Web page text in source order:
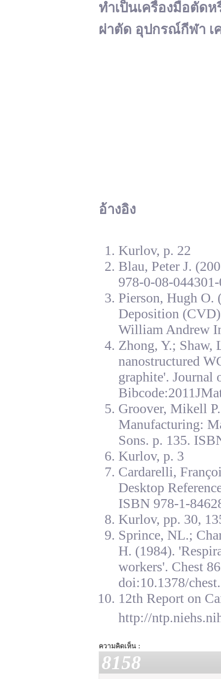
ทำเป็นเครื่องมือตัดห
ผ่าตัด อุปกรณ์กีฬา เ
อ้างอิง
Kurlov, p. 22
Blau, Peter J.
978-0-08-
Pierson, Hugh O.
Deposition
William Andrew
Zhong, Y.; Shaw,
nanostructured
graphite'. Journal
Groover, Mikell
Manufacturing:
Sons. p. 135.
Kurlov, p. 3
Cardarelli,
Desktop
ISBN 978-1-
Kurlov, pp. 30,
Sprince, NL.;
H. (1984).
workers'. Chest
doi:10.1378/
12th Report on
http://
ความคิดเห็น :
8158